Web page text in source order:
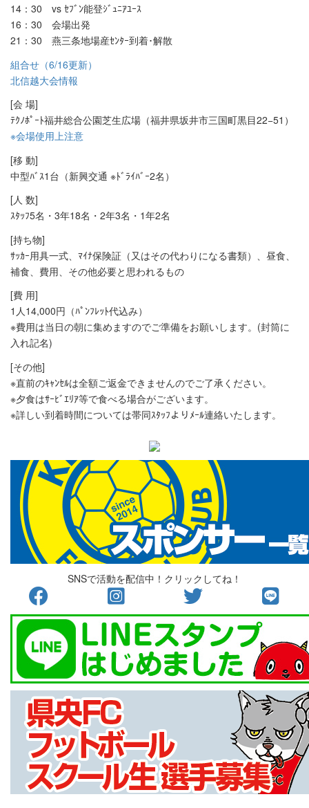
14：30 vs ｾﾌﾞﾝ能登ｼﾞｭﾆｱﾕｰｽ
16：30 会場出発
21：30 燕三条地場産ｾﾝﾀｰ到着･解散
組合せ（6/16更新）
北信越大会情報
[会 場]
ﾃｸﾉﾎﾟｰﾄ福井総合公園芝生広場（福井県坂井市三国町黒目22−51）
※会場使用上注意
[移 動]
中型ﾊﾞｽ1台（新興交通 ※ﾄﾞﾗｲﾊﾞｰ2名）
[人 数]
ｽﾀｯﾌ5名・3年18名・2年3名・1年2名
[持ち物]
ｻｯｶｰ用具一式、ﾏｲﾅ保険証（又はその代わりになる書類）、昼食、
補食、費用、その他必要と思われるもの
[費 用]
1人14,000円（ﾊﾟﾝﾌﾚｯﾄ代込み）
※費用は当日の朝に集めますのでご準備をお願いします。(封筒に
入れ記名)
[その他]
※直前のｷｬﾝｾﾙは全額ご返金できませんのでご了承ください。
※夕食はｻｰﾋﾞｴﾘｱ等で食べる場合がございます。
※詳しい到着時間については帯同ｽﾀｯﾌよりﾒｰﾙ連絡いたします。
SNSで活動を配信中！クリックしてね！